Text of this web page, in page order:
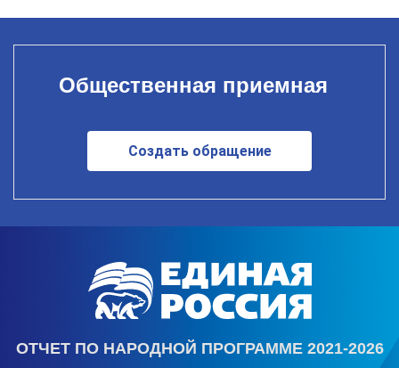
Общественная приемная
Создать обращение
ОТЧЕТ ПО НАРОДНОЙ ПРОГРАММЕ 2021-2026